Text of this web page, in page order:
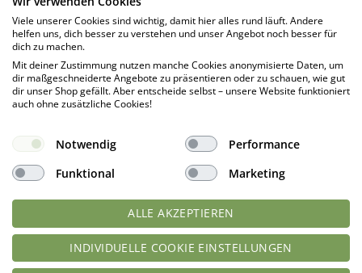
37,48 €/kg
Lieferzeit:1 - 3 Tage*
zzgl.Versandkosten
Produkt enthält: 0,4kg
IN DEN WARENKORB
Viele unserer Cookies sind wichtig, damit hier alles rund läuft. Andere
helfen uns, dich besser zu verstehen und unser Angebot noch besser für
dich zu machen.
Mit deiner Zustimmung nutzen manche Cookies anonymisierte Daten, um
dir maßgeschneiderte Angebote zu präsentieren oder zu schauen, wie gut
dir unser Shop gefällt. Aber entscheide selbst – unsere Website funktioniert
auch ohne zusätzliche Cookies!
Notwendig
Performance
Funktional
Marketing
ALLE AKZEPTIEREN
INDIVIDUELLE COOKIE EINSTELLUNGEN